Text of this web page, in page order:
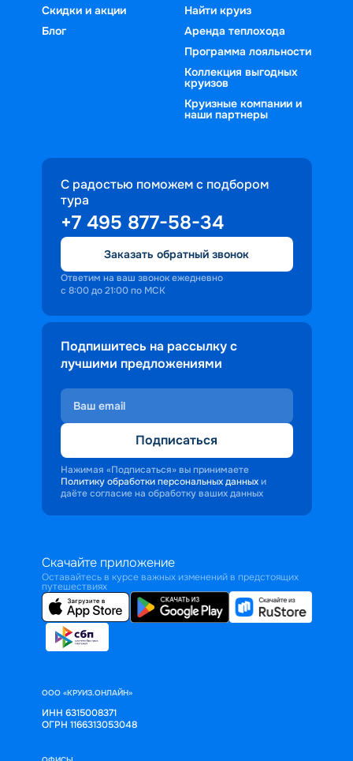
Скидки и акции
Блог
Найти круиз
Аренда теплохода
Программа лояльности
Коллекция выгодных
круизов
Круизные компании и
наши партнеры
С радостью поможем с подбором
тура
+7 495 877-58-34
Заказать обратный звонок
Ответим на ваш звонок ежедневно
с 8:00 до 21:00 по МСК
Подпишитесь на рассылку с
лучшими предложениями
Подписаться
Нажимая «Подписаться» вы принимаете
Политику обработки персональных данных и
даёте согласие на обработку ваших данных
Скачайте приложение
Оставайтесь в курсе важных изменений в предстоящих
путешествиях
ООО «КРУИЗ.ОНЛАЙН»
ИНН 6315008371
ОГРН 1166313053048